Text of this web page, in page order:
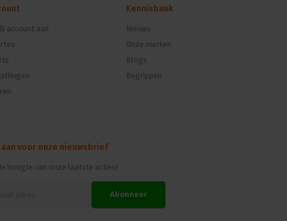
account aan
Kennisbank
Nieuws
Onze merken
Blogs
Begrippen
aan voor onze nieuwsbrief
hoogte van onze laatste acties!
Abonneer